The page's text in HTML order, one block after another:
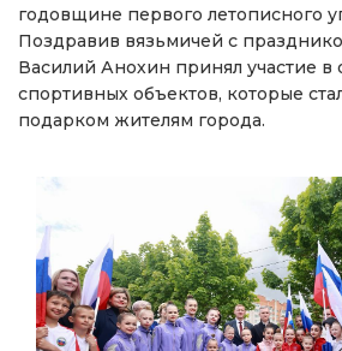
годовщине первого летописного
Поздравив вязьмичей с
Василий Анохин принял участие в
спортивных объектов, которые
подарком жителям города.